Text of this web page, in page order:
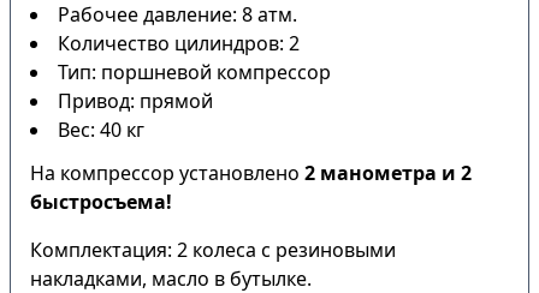
Рабочее давление: 8 атм.
Количество цилиндров: 2
Тип: поршневой компрессор
Привод: прямой
Вес: 40 кг
На компрессор установлено 2 манометра и 2
быстросъема!
Комплектация: 2 колеса с резиновыми
накладками, масло в бутылке.